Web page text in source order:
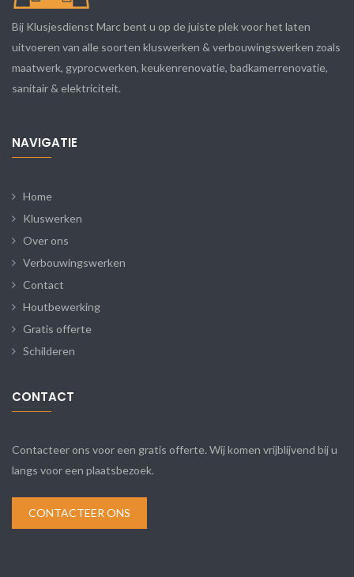
Bij Klusjesdienst Marc bent u op de juiste plek voor het laten
uitvoeren van alle soorten kluswerken & verbouwingswerken zoals
maatwerk, gyprocwerken, keukenrenovatie, badkamerrenovatie,
sanitair & elektriciteit.
NAVIGATIE
Home
Kluswerken
Over ons
Verbouwingswerken
Contact
Houtbewerking
Gratis offerte
Schilderen
CONTACT
Contacteer ons voor een gratis offerte. Wij komen vrijblijvend bij u
langs voor een plaatsbezoek.
CONTACTEER ONS